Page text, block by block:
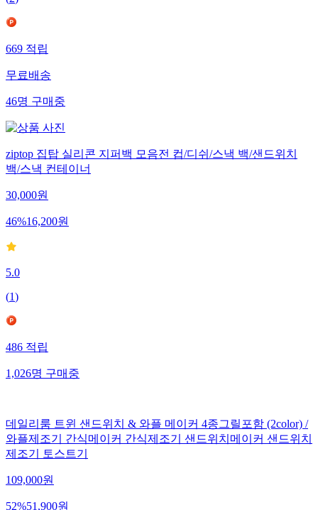
(2)
669적립
무료배송
46명구매중
ziptop 집탑 실리콘 지퍼백 모음전 컵/디쉬/스낵 백/샌드위치
백/스낵 컨테이너
30,000원
46%16,200원
5.0
(1)
486적립
1,026명구매중
데일리룸 트윈 샌드위치 & 와플 메이커 4종그릴포함 (2color) /
와플제조기 간식메이커 간식제조기 샌드위치메이커 샌드위치